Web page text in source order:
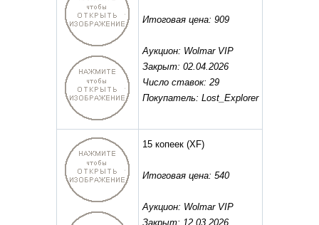
Итоговая цена: 909
Аукцион: Wolmar VIP
Закрыт: 02.04.2026
Число ставок: 29
Покупатель: Lost_Explorer
15 копеек (XF)
Итоговая цена: 540
Аукцион: Wolmar VIP
Закрыт: 12.03.2026